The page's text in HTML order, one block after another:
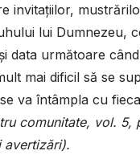
invitațiilor,
lui Dumnezeu,
data următoare
mai dificil să se
va întâmpla cu
comunitate, vol. 5,
avertizări).